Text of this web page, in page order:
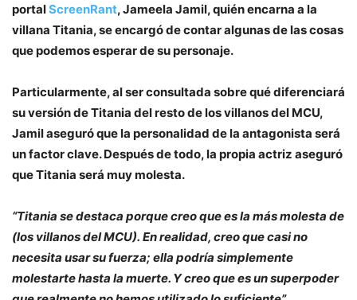
portalScreenRant,Jameela Jamil, quién encarna a la
villana Titania, se encargó de contar algunas de las cosas
que podemos esperar de su personaje.
Particularmente, al ser consultada sobre qué diferenciará
su versión de Titania del resto de los villanos del MCU,
Jamil aseguró que la personalidad de la antagonista será
un factor clave. Después de todo, la propia actriz aseguró
que Titania será muy molesta.
“Titania se destaca porque creo que es la más molesta de
(los villanos del MCU). En realidad, creo que casi no
necesita usar su fuerza; ella podría simplemente
molestarte hasta la muerte. Y creo que es un superpoder